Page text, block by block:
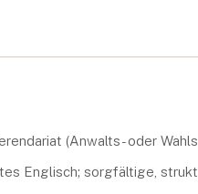
(Anwalts- oder
Englisch; sorgfältige,